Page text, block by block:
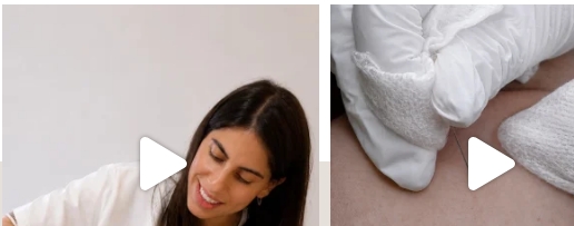
שהעור פשוט צריך לעצור רגע, לנשום ולהתאזן תהליך אחד שיכול לעשות הבדל גדול במראה ובאיכות העור